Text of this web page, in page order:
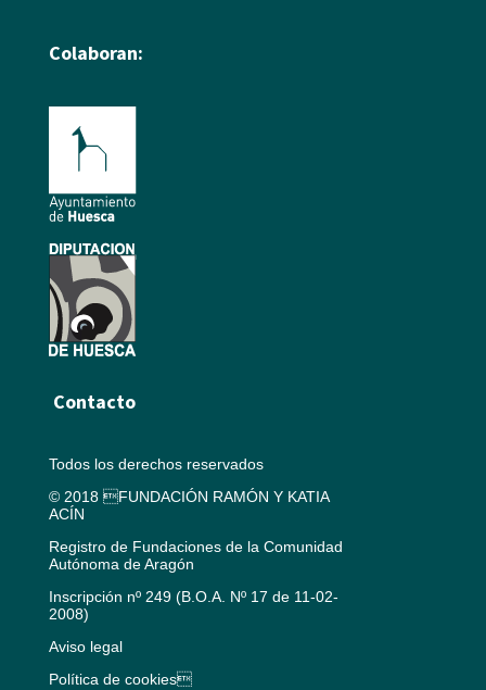
Colaboran:
Contacto
Todos los derechos reservados
© 2018 FUNDACIÓN RAMÓN Y KATIA
ACÍN
Registro de Fundaciones de la Comunidad
Autónoma de Aragón
Inscripción nº 249 (B.O.A. Nº 17 de 11-02-
2008)
Aviso legal
Política de cookies